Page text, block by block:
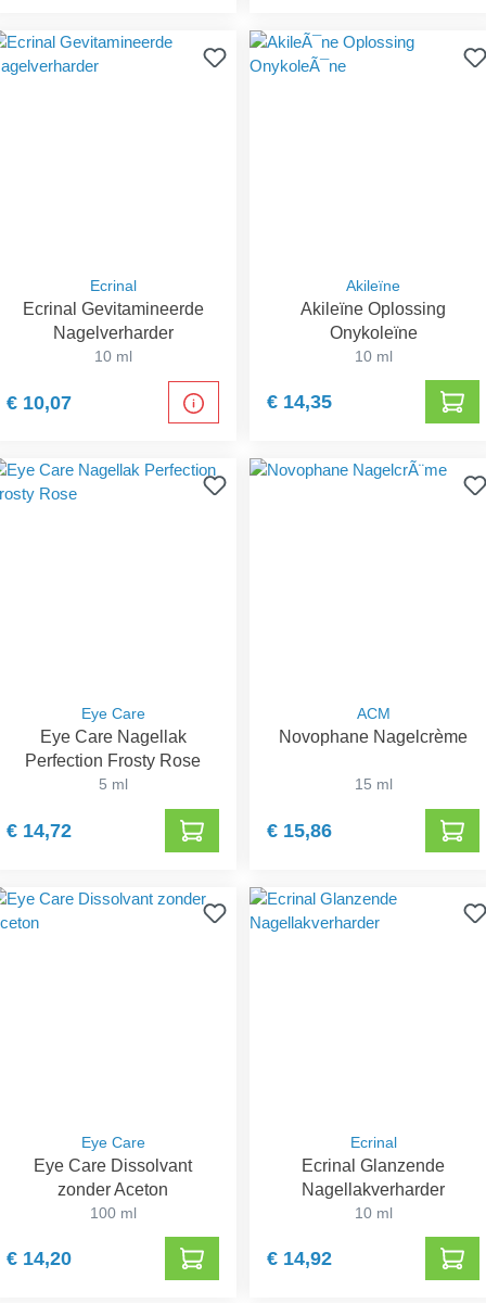
Ecrinal
Ecrinal Gevitamineerde
Nagelverharder
10 ml
€ 10,07
Akileïne
Akileïne Oplossing
Onykoleïne
10 ml
€ 14,35
Eye Care
Eye Care Nagellak
Perfection Frosty Rose
5 ml
€ 14,72
ACM
Novophane Nagelcrème
15 ml
€ 15,86
Eye Care
Eye Care Dissolvant
zonder Aceton
100 ml
€ 14,20
Ecrinal
Ecrinal Glanzende
Nagellakverharder
10 ml
€ 14,92